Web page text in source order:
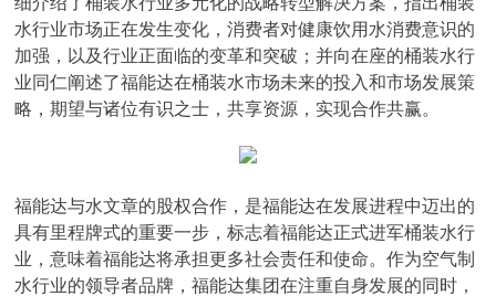
水行业市场正在发生变化，消费者对健康饮用水消费意识的
加强，以及行业正面临的变革和突破；并向在座的桶装水行
业同仁阐述了福能达在桶装水市场未来的投入和市场发展策
略，期望与诸位有识之士，共享资源，实现合作共赢。
福能达与水文章的股权合作，是福能达在发展进程中迈出的
具有里程牌式的重要一步，标志着福能达正式进军桶装水行
业，意味着福能达将承担更多社会责任和使命。作为空气制
水行业的领导者品牌，福能达集团在注重自身发展的同时，